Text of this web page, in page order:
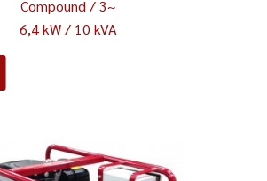
Compound / 3~
6,4 kW / 10 kVA